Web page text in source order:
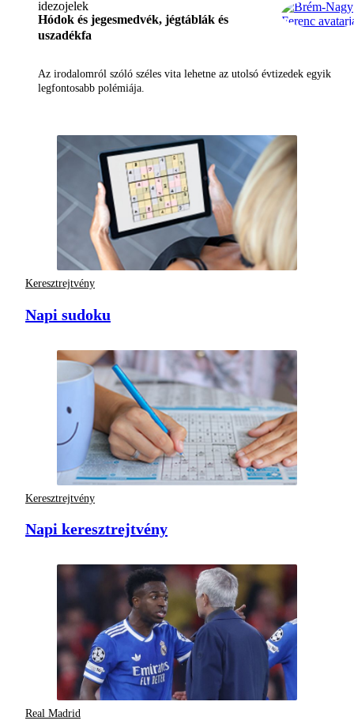
Hódok és jegesmedvék, jégtáblák és
uszadékfa
Az irodalomról szóló széles vita lehetne az utolsó évtizedek egyik
legfontosabb polémiája.
Keresztrejtvény
Napi sudoku
Keresztrejtvény
Napi keresztrejtvény
Real Madrid